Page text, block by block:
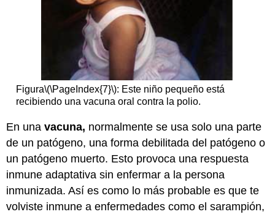
Figura\(\PageIndex{7}\): Este niño pequeño está
recibiendo una vacuna oral contra la polio.
En unavacuna, normalmente se usa solo una parte
de un patógeno, una forma debilitada del patógeno o
un patógeno muerto. Esto provoca una respuesta
inmune adaptativa sin enfermar a la persona
inmunizada. Así es como lo más probable es que te
volviste inmune a enfermedades como el sarampión,